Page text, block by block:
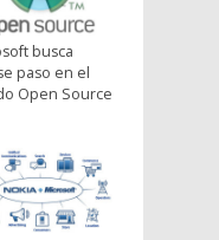
busca
paso en el
Open Source